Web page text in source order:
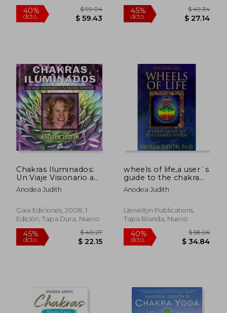
40%
dcto.
$ 99.04
$ 59.43
45%
dcto.
Chakras Iluminados:
Un Viaje Visionario a
tu Mundo Interior
Anodea Judith
Gaia Ediciones, 2008, 1
Edición, Tapa Dura, Nuevo
wheels of life,a user´s
guide to the chakra
system (en Inglés)
Anodea Judith
Llewellyn Publications,
Tapa Blanda, Nuevo